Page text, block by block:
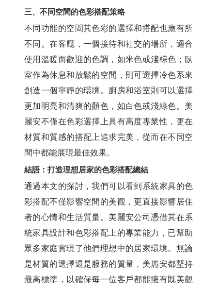
三、不同空間的色彩搭配策略
不同功能的空間其色彩的選擇和搭配也應有所
不同。在客廳，一個接待和社交的場所，適合
使用溫暖而歡迎的色調，如米色或淺棕色；臥
室作為休息和放鬆的空間，則可選擇冷色系來
創造一個寧靜的環境。廚房和浴室則可以選擇
更加明亮和清爽的顏色，如白色或淺綠色。美
麗安不僅在色彩選擇上具有高度專業性，更在
材質和質感的搭配上追求完美，從而在不同空
間中都能展現最佳效果。
結語：打造理想居家的色彩搭配總結
通過本文的探討，我們可以看到系統家具的色
彩搭配不僅影響空間的美觀，更直接影響居住
者的心情和生活質量。美麗安公司憑借其在系
統家具設計和色彩搭配上的專業能力，已幫助
眾多家庭實現了他們理想中的居家環境。無論
是材質的選擇還是服務的質量，美麗安都堅持
最高標準，以確保每一位客戶都能擁有既美觀